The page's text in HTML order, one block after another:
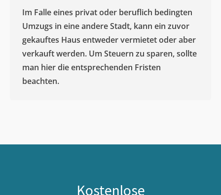
Im Falle eines privat oder beruflich bedingten
Umzugs in eine andere Stadt, kann ein zuvor
gekauftes Haus entweder vermietet oder aber
verkauft werden. Um Steuern zu sparen, sollte
man hier die entsprechenden Fristen
beachten.
Kostenlose